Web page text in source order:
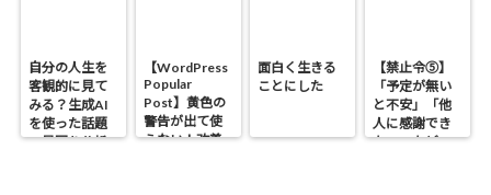
自分の人生を
客観的に見て
みる？生成AI
を使った話題
の星回り分析
【WordPress
Popular
Post】黄色の
警告が出て使
えない！改善
面白く生きる
ことにした
【禁止令⑤】
「予定が無い
と不安」「他
人に感謝でき
ない」などの